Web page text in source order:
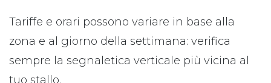
Tariffe e orari possono variare in base alla
zona e al giorno della settimana: verifica
sempre la segnaletica verticale più vicina al
tuo stallo.